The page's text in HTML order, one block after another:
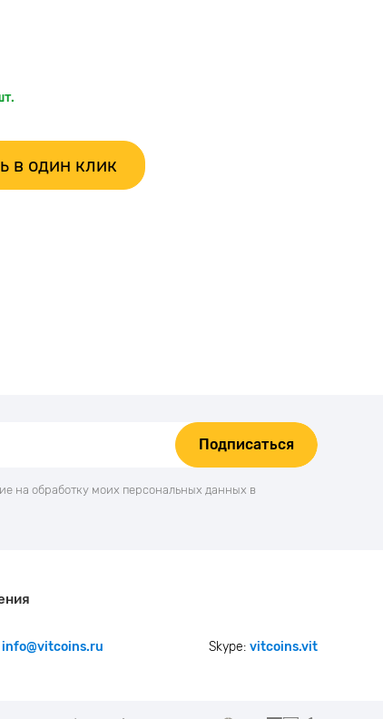
в один клик
Подписаться
на обработку моих персональных данных в
info@vitcoins.ru Skype: vitcoins.vit